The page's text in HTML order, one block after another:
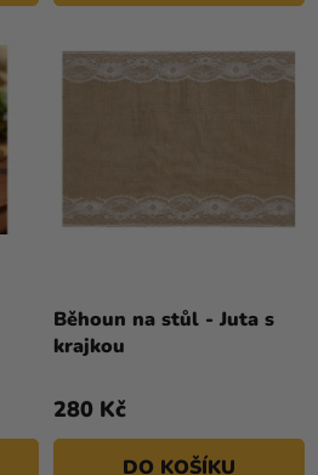
Běhoun na stůl - Juta s
krajkou
280 Kč
DO KOŠÍKU